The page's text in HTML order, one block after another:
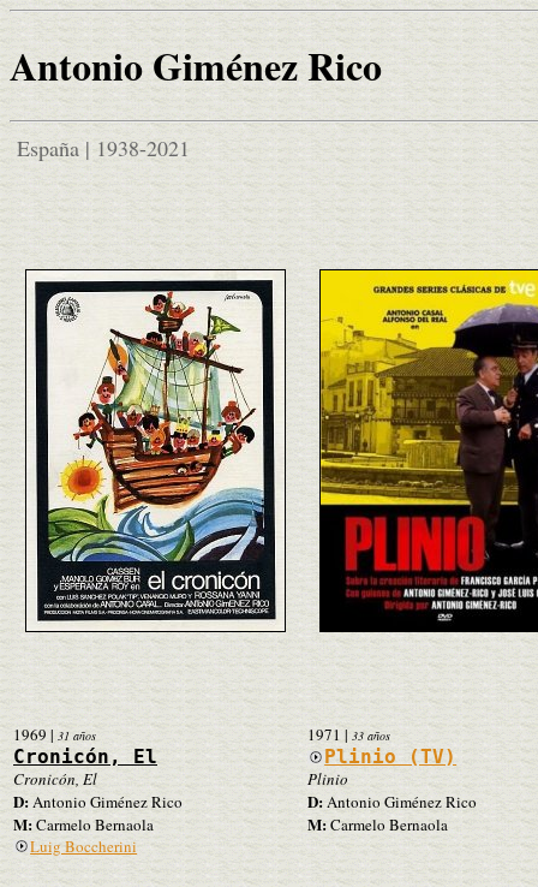
Antonio Giménez Rico
España | 1938-2021
1969 | 31 años
Cronicón, El
Cronicón, El
D:Antonio Giménez Rico
M:Carmelo Bernaola
Luig Boccherini
1971 | 33 años
Plinio (TV)
Plinio
D:Antonio Giménez Rico
M:Carmelo Bernaola